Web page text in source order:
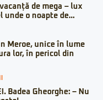
de mega – lux
o noapte de...
Meroe, unice în lume
lor, în pericol din
Badea Gheorghe: – Nu